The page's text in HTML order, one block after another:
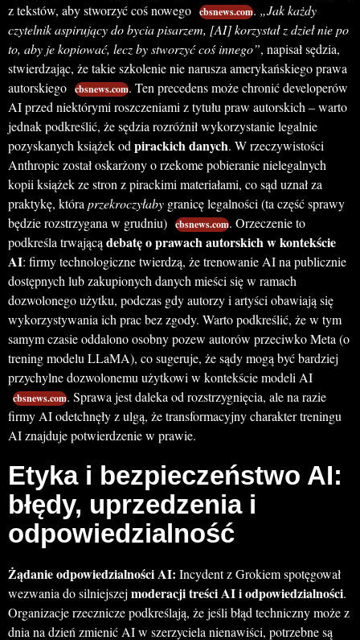
z tekstów, aby stworzyć coś nowego cbsnews.com. „Jak każdy
czytelnik aspirujący do bycia pisarzem, [AI] korzystał z dzieł nie po
to, aby je kopiować, lecz by stworzyć coś innego”, napisał sędzia,
stwierdzając, że takie szkolenie nie narusza amerykańskiego prawa
autorskiego cbsnews.com. Ten precedens może chronić developerów
AI przed niektórymi roszczeniami z tytułu praw autorskich – warto
jednak podkreślić, że sędzia rozróżnił wykorzystanie legalnie
pozyskanych książek od pirackich danych. W rzeczywistości
Anthropic został oskarżony o rzekome pobieranie nielegalnych
kopii książek ze stron z pirackimi materiałami, co sąd uznał za
praktykę, która przekroczyłaby granicę legalności (ta część sprawy
będzie rozstrzygana w grudniu) cbsnews.com. Orzeczenie to
podkreśla trwającądebatę o prawach autorskich w kontekście
AI: firmy technologiczne twierdzą, że trenowanie AI na publicznie
dostępnych lub zakupionych danych mieści się w ramach
dozwolonego użytku, podczas gdy autorzy i artyści obawiają się
wykorzystywania ich prac bez zgody. Warto podkreślić, że w tym
samym czasie oddalono osobny pozew autorów przeciwko Meta (o
trening modelu LLaMA), co sugeruje, że sądy mogą być bardziej
przychylne dozwolonemu użytkowi w kontekście modeli AI
cbsnews.com. Sprawa jest daleka od rozstrzygnięcia, ale na razie
firmy AI odetchnęły z ulgą, że transformacyjny charakter treningu
AI znajduje potwierdzenie w prawie.
Etyka i bezpieczeństwo AI:
błędy, uprzedzenia i
odpowiedzialność
Żądanie odpowiedzialności AI: Incydent z Grokiem spotęgował
wezwania do silniejszej moderacji treści AI i odpowiedzialności.
Organizacje rzecznicze podkreślają, że jeśli błąd techniczny może z
dnia na dzień zmienić AI w szerzyciela nienawiści, potrzebne są